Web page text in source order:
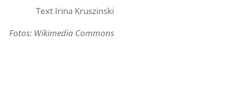
Text Irina Kruszinski
Fotos: Wikimedia Commons